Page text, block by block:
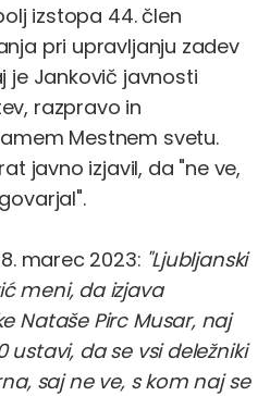
izstopa 44. člen
pri upravljanju zadev
je Jankovič javnosti
razpravo in
Mestnem svetu.
javno izjavil, da "ne ve,
marec 2023: "Ljubljanski
meni, da izjava
Nataše Pirc Musar, naj
da se vsi deležniki
saj ne ve, s kom naj se